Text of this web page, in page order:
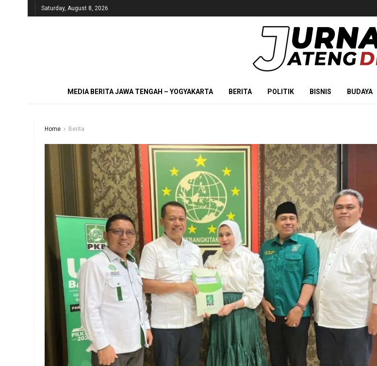
Saturday, August 8, 2026
MEDIA BERITA JAWA TENGAH – YOGYAKARTA BERITA POLITIK BISNIS BUDAYA
Home Berita